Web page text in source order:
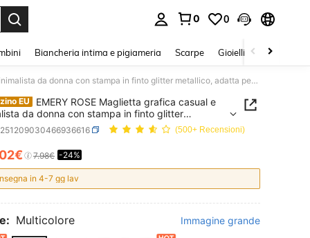
0 0
Biancheria intima e pigiameria Scarpe Gioielli E Accessori
EMERY ROSE Maglietta grafica casual e minimalista da donna con stampa in finto glitter metallico, adatta per l'autunno/inverno
EU
EMERY ROSE Maglietta grafica casual e
da donna con stampa in finto glitter
adatta per l'autunno/inverno
(500+ Recensioni)
AND AVAILABILITY
7.98€ -24%
in 4-7 gg lav
Multicolore Immagine grande